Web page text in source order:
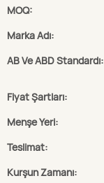
MOQ:
Marka Adı:
AB Ve ABD Standardı:
Fiyat Şartları:
Menşe Yeri:
Teslimat:
Kurşun Zamanı: